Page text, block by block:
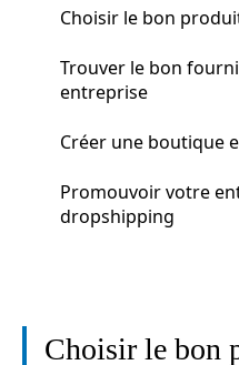
Choisir le bon
Trouver le bon
entreprise
Créer une boutique
Promouvoir votre
dropshipping
Choisir le bon